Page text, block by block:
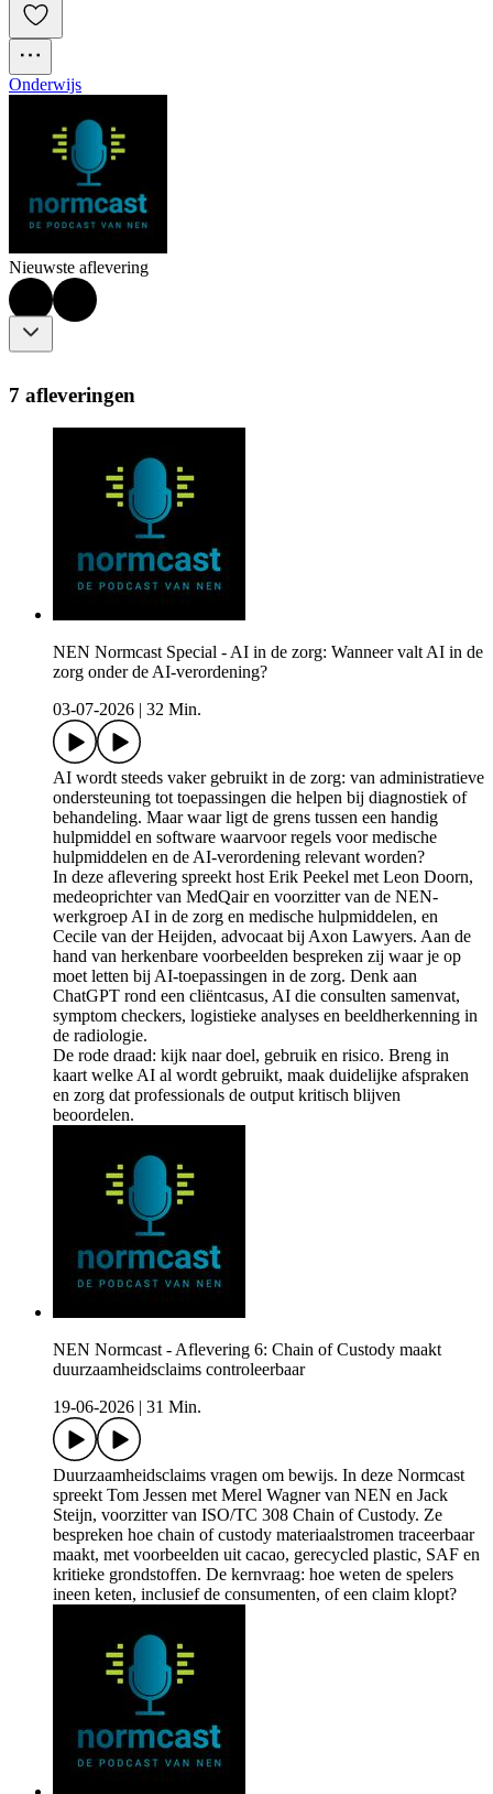
Onderwijs
Nieuwste aflevering
7 afleveringen
NEN Normcast Special - AI in de zorg: Wanneer valt AI in de
zorg onder de AI-verordening?
03-07-2026
32 Min.
AI wordt steeds vaker gebruikt in de zorg: van administratieve
ondersteuning tot toepassingen die helpen bij diagnostiek of
behandeling. Maar waar ligt de grens tussen een handig
hulpmiddel en software waarvoor regels voor medische
hulpmiddelen en de AI-verordening relevant worden?
In deze aflevering spreekt host Erik Peekel met Leon Doorn,
medeoprichter van MedQair en voorzitter van de NEN-
werkgroep AI in de zorg en medische hulpmiddelen, en
Cecile van der Heijden, advocaat bij Axon Lawyers. Aan de
hand van herkenbare voorbeelden bespreken zij waar je op
moet letten bij AI-toepassingen in de zorg. Denk aan
ChatGPT rond een cliëntcasus, AI die consulten samenvat,
symptom checkers, logistieke analyses en beeldherkenning in
de radiologie.
De rode draad: kijk naar doel, gebruik en risico. Breng in
kaart welke AI al wordt gebruikt, maak duidelijke afspraken
en zorg dat professionals de output kritisch blijven
beoordelen.
NEN Normcast - Aflevering 6: Chain of Custody maakt
duurzaamheidsclaims controleerbaar
19-06-2026
31 Min.
Duurzaamheidsclaims vragen om bewijs. In deze Normcast
spreekt Tom Jessen met Merel Wagner van NEN en Jack
Steijn, voorzitter van ISO/TC 308 Chain of Custody. Ze
bespreken hoe chain of custody materiaalstromen traceerbaar
maakt, met voorbeelden uit cacao, gerecycled plastic, SAF en
kritieke grondstoffen. De kernvraag: hoe weten de spelers
ineen keten, inclusief de consumenten, of een claim klopt?